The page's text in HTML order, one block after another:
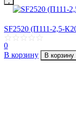
SF2520 (П111-2,5-
0
В корзину
В корзину